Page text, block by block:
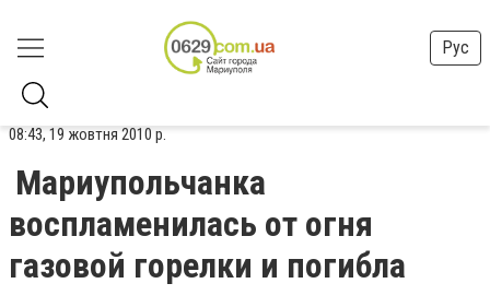
Рус
08:43, 19 жовтня 2010 р.
Мариупольчанка
воспламенилась от огня
газовой горелки и погибла